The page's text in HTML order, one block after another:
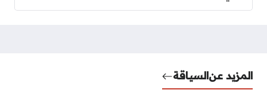
المزيد عنالسياقة